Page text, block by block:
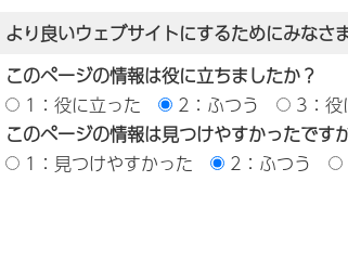
より良いウェブサイトにするためにみなさ
このページの情報は役に立ちましたか？
1：役に立った
2：ふつう
3：役
このページの情報は見つけやすかったです
1：見つけやすかった
2：ふつう